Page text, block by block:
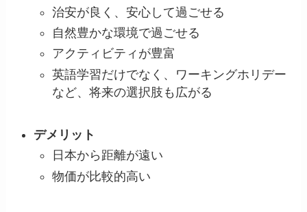
治安が良く、安心して過ごせる
自然豊かな環境で過ごせる
アクティビティが豊富
英語学習だけでなく、ワーキングホリデー
など、将来の選択肢も広がる
デメリット
日本から距離が遠い
物価が比較的高い